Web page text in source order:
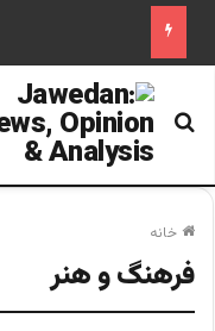
جستجو برای
خانه
فرهنگ و هنر